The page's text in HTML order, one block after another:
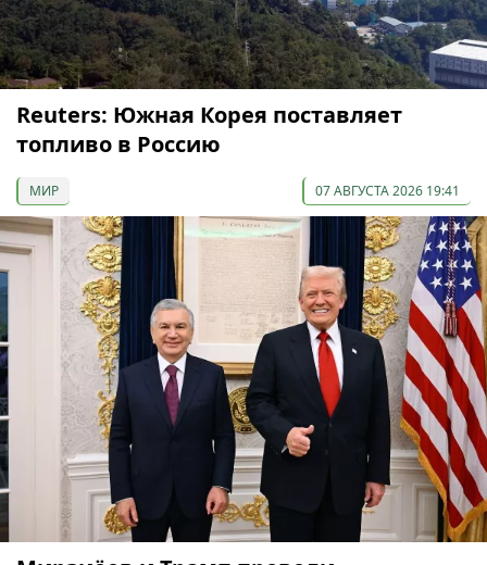
Reuters: Южная Корея поставляет
топливо в Россию
МИР 07 АВГУСТА 2026 19:41